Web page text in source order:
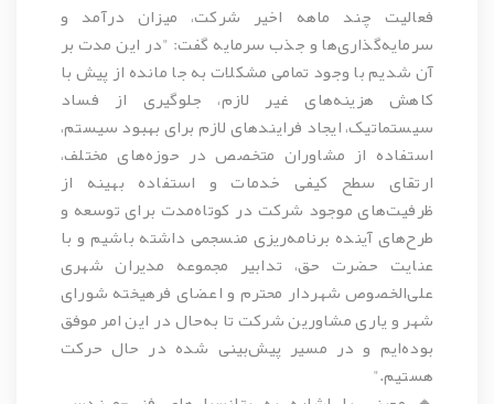
فعالیت چند ماهه اخیر شرکت، میزان درآمد و
سرمایه‌گذاری‌ها و جذب سرمایه‌ گفت: "در این مدت بر
آن شدیم با وجود تمامی مشکلات به جا مانده از پیش با
کاهش هزینه‌های غیر لازم، جلوگیری از فساد
سیستماتیک، ایجاد فرایندهای لازم برای بهبود سیستم،
استفاده از مشاوران متخصص در حوزه‌های مختلف،
ارتقای سطح کیفی خدمات و استفاده بهینه از
ظرفیت‌های موجود شرکت در کوتاه‌مدت برای توسعه و
طرح‌های آینده برنامه‌ریزی منسجمی داشته باشیم و با
عنایت حضرت حق، تدابیر مجموعه مدیران شهری
علی‌الخصوص شهردار محترم و اعضای فرهیخته شورای
شهر و یاری مشاورین شرکت تا به‌حال در این امر موفق
بوده‌ایم و در مسیر پیش‌بینی شده در حال حرکت
هستیم."